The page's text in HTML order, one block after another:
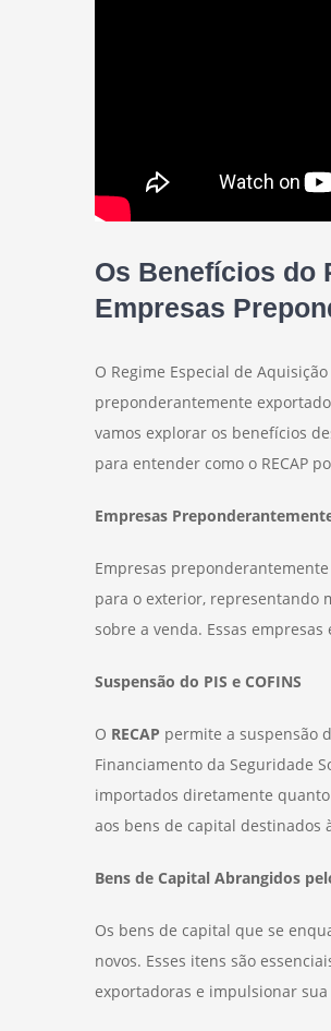
Os Benefícios do
Empresas
O Regime Especial de
preponderantemente
vamos explorar os benefícios
para entender como o RECAP
Empresas
Empresas
para o exterior, representando
sobre a venda. Essas
Suspensão do PIS e COFINS
O RECAP permite a suspensão
Financiamento da Seguridade
importados diretamente
aos bens de capital destinados
Bens de Capital Abrangidos
Os bens de capital que se
novos. Esses itens são
exportadoras e impulsionar